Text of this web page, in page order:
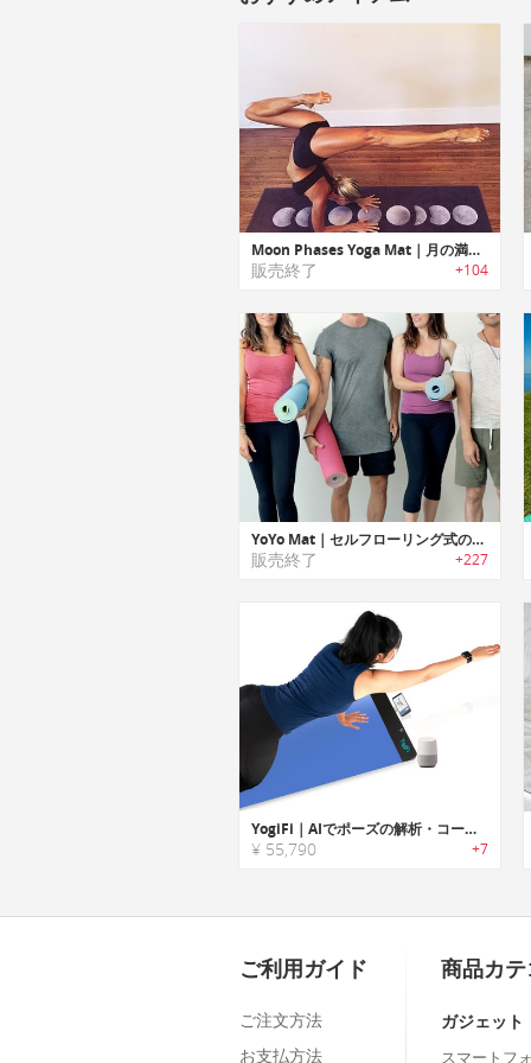
Moon Phases Yoga Mat｜月の満ち欠けをモチーフにデザインされたヨガマット
販売終了 +104
YoYo Mat｜セルフローリング式のヨガマット「ヨーヨーマット」
販売終了 +227
YogiFi｜AIでポーズの解析・コーチングするインタラクティブスマートヨガマット「ヨギファイ」
¥ 55,790 +7
ご利用ガイド
ご注文方法
お支払方法
商品カ
ガジェット
スマートフ